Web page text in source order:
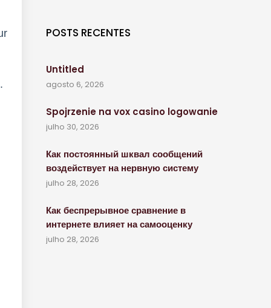
POSTS RECENTES
Untitled
agosto 6, 2026
Spojrzenie na vox casino logowanie
julho 30, 2026
Как постоянный шквал сообщений
воздействует на нервную систему
julho 28, 2026
Как беспрерывное сравнение в
интернете влияет на самооценку
julho 28, 2026